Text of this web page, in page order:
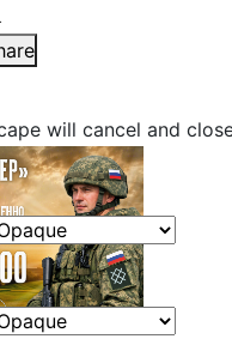
will cancel and